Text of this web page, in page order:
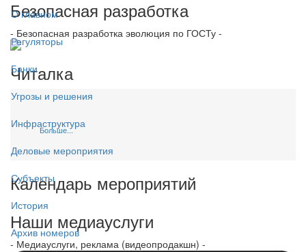
О главном
Регуляторы
Банки
Угрозы и решения
Инфраструктура
Деловые мероприятия
Субъекты
История
Архив номеров
Безопасная разработка
- Безопасная разработка эволюция по ГОСТу -
Читалка
Больше...
Календарь мероприятий
Наши медиауслуги
- Медиауслуги, реклама (видеопродакшн) -